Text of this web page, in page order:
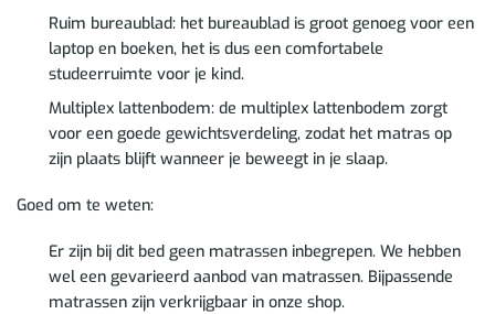
Ruim bureaublad: het bureaublad is groot genoeg voor een
laptop en boeken, het is dus een comfortabele
studeerruimte voor je kind.
Multiplex lattenbodem: de multiplex lattenbodem zorgt
voor een goede gewichtsverdeling, zodat het matras op
zijn plaats blijft wanneer je beweegt in je slaap.
Goed om te weten:
Er zijn bij dit bed geen matrassen inbegrepen. We hebben
wel een gevarieerd aanbod van matrassen. Bijpassende
matrassen zijn verkrijgbaar in onze shop.